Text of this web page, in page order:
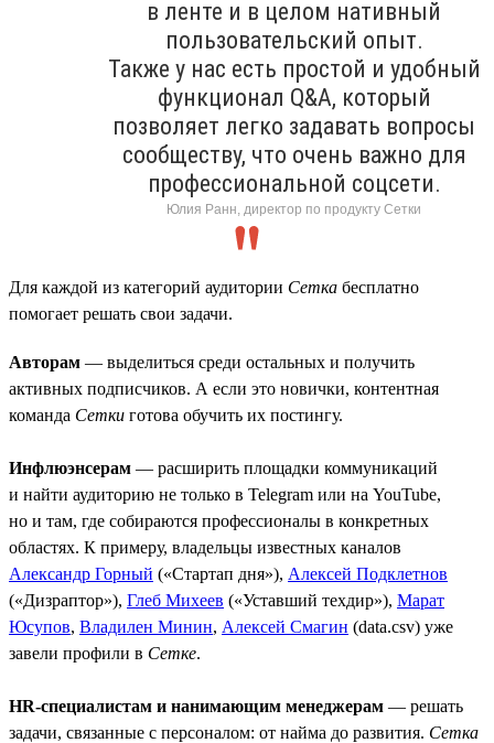
в ленте и в целом нативный
пользовательский опыт.
Также у нас есть простой и удобный
функционал Q&A, который
позволяет легко задавать вопросы
сообществу, что очень важно для
профессиональной соцсети.
Юлия Ранн, директор по продукту Сетки
Для каждой из категорий аудитории Сетка бесплатно
помогает решать свои задачи.
Авторам — выделиться среди остальных и получить
активных подписчиков. А если это новички, контентная
команда Сетки готова обучить их постингу.
Инфлюэнсерам — расширить площадки коммуникаций
и найти аудиторию не только в Telegram или на YouTube,
но и там, где собираются профессионалы в конкретных
областях. К примеру, владельцы известных каналов
Александр Горный («Стартап дня»), Алексей Подклетнов
(«Дизраптор»), Глеб Михеев («Уставший техдир»), Марат
Юсупов, Владилен Минин, Алексей Смагин (data.csv) уже
завели профили в Сетке.
HR-специалистам и нанимающим менеджерам — решать
задачи, связанные с персоналом: от найма до развития. Сетка